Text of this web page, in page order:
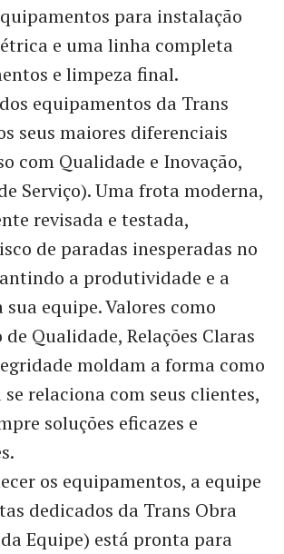
para instalação
e uma linha completa
e limpeza final.
equipamentos da Trans
seus maiores diferenciais
com Qualidade e Inovação,
Serviço). Uma frota moderna,
revisada e testada,
de paradas inesperadas no
a produtividade e a
sua equipe. Valores como
Qualidade, Relações Claras
moldam a forma como
relaciona com seus clientes,
soluções eficazes e
os equipamentos, a equipe
dedicados da Trans Obra
Equipe) está pronta para